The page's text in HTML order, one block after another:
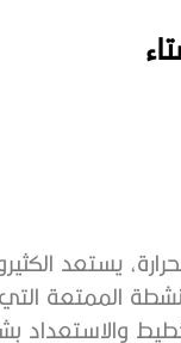
يستعد
الممتعة